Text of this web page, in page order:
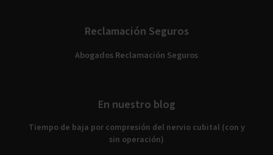
Reclamación Seguros
Abogados Reclamación Seguros
En nuestro blog
Tiempo de baja por compresión del nervio cubital (con y
sin operación)